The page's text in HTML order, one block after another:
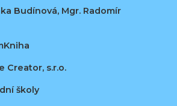
Budínová, Mgr. Radomír
Creator, s.r.o.
školy